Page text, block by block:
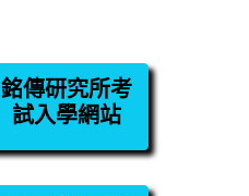
銘傳研究所考
試入學網站